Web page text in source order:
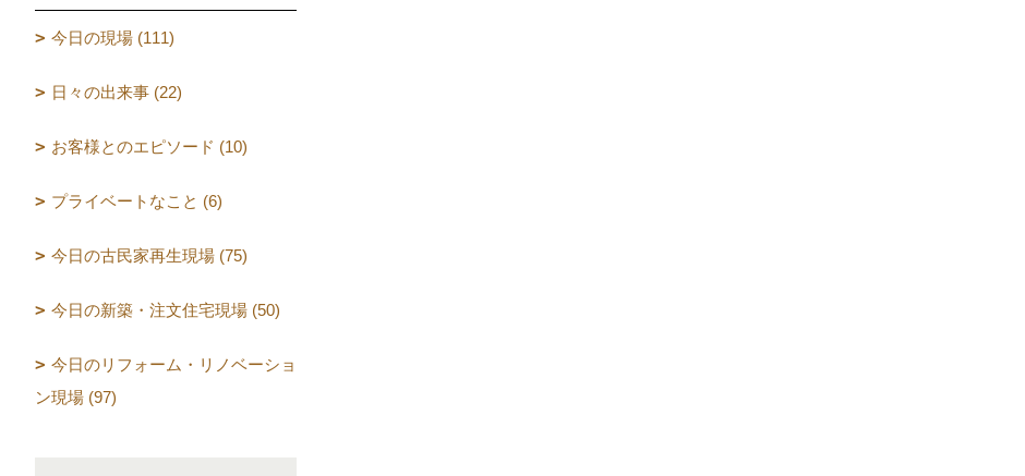
今日の現場 (111)
日々の出来事 (22)
お客様とのエピソード (10)
プライベートなこと (6)
今日の古民家再生現場 (75)
今日の新築・注文住宅現場 (50)
今日のリフォーム・リノベーショ
ン現場 (97)